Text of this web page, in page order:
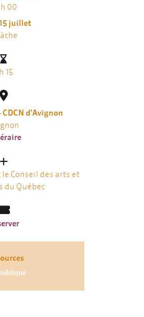
00
juillet
15
CDCN d'Avignon
Conseil des arts et
du Québec